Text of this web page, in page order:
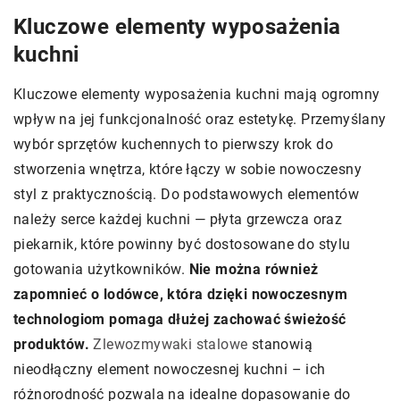
Kluczowe elementy wyposażenia
kuchni
Kluczowe elementy wyposażenia kuchni mają ogromny
wpływ na jej funkcjonalność oraz estetykę. Przemyślany
wybór sprzętów kuchennych to pierwszy krok do
stworzenia wnętrza, które łączy w sobie nowoczesny
styl z praktycznością. Do podstawowych elementów
należy serce każdej kuchni — płyta grzewcza oraz
piekarnik, które powinny być dostosowane do stylu
gotowania użytkowników. Nie można również
zapomnieć o lodówce, która dzięki nowoczesnym
technologiom pomaga dłużej zachować świeżość
produktów. Zlewozmywaki stalowe stanowią
nieodłączny element nowoczesnej kuchni – ich
różnorodność pozwala na idealne dopasowanie do